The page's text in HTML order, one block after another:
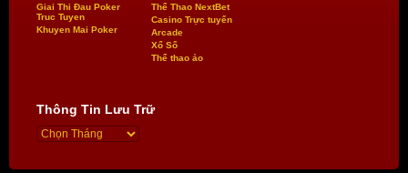
Giai Thi Đau Poker
Truc Tuyen
Khuyen Mai Poker
Thể Thao NextBet
Casino Trực tuyến
Arcade
Xổ Số
Thể thao ảo
Thông Tin Lưu Trữ